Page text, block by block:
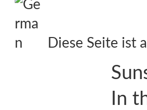
Diese Seite ist
In